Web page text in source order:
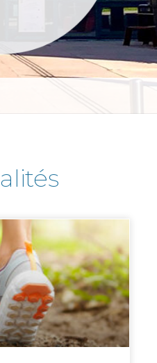
du genou de